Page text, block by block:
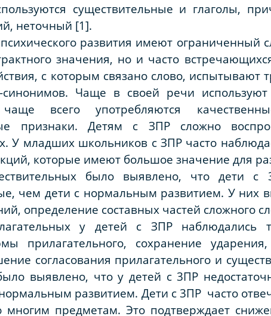
существительные и глаголы,
неточный [1].
развития имеют ограниченный
значения, но и часто
с которым связано слово, испытывают
синонимов. Чаще в своей речи
всего употребляются
признаки. Детям с ЗПР сложно
У младших школьников с ЗПР часто
которые имеют большое значение для
было выявлено, что дети с
чем дети с нормальным развитием. У них
определение составных частей сложного
у детей с ЗПР наблюдались
прилагательного, сохранение
согласования прилагательного и
выявлено, что у детей с 3ПР
развитием. Дети с 3ПР часто
многим предметам. Это подтверждает